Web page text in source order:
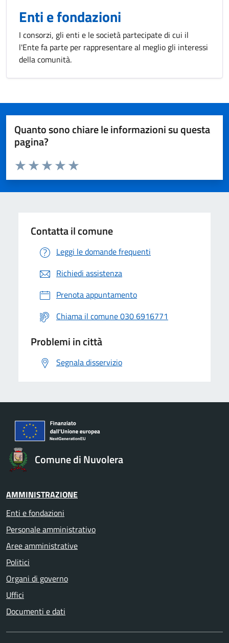
Enti e fondazioni
I consorzi, gli enti e le società partecipate di cui il
l'Ente fa parte per rappresentare al meglio gli interessi
della comunità.
Quanto sono chiare le informazioni su questa
pagina?
Valuta da 1 a 5 stelle la pagina
Valuta 5 stelle su 5
Valuta 4 stelle su 5
Valuta 3 stelle su 5
Valuta 2 stelle su 5
Valuta 1 stelle su 5
Contatta il comune
Leggi le domande frequenti
Richiedi assistenza
Prenota appuntamento
Chiama il comune 030 6916771
Problemi in città
Segnala disservizio
Comune di Nuvolera
AMMINISTRAZIONE
Enti e fondazioni
Personale amministrativo
Aree amministrative
Politici
Organi di governo
Uffici
Documenti e dati